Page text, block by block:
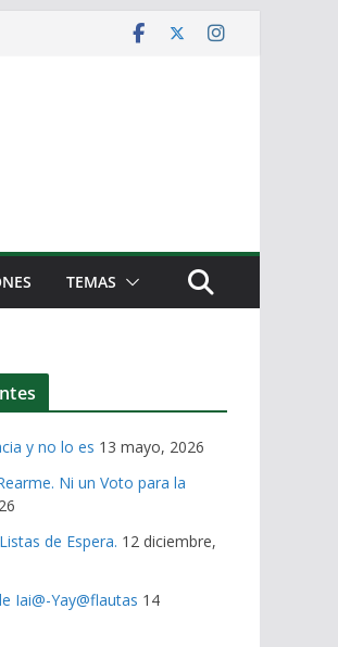
TEMAS
y no lo es 13 mayo, 2026
Ni un Voto para la
de Espera. 12 diciembre,
Iai@-Yay@flautas 14